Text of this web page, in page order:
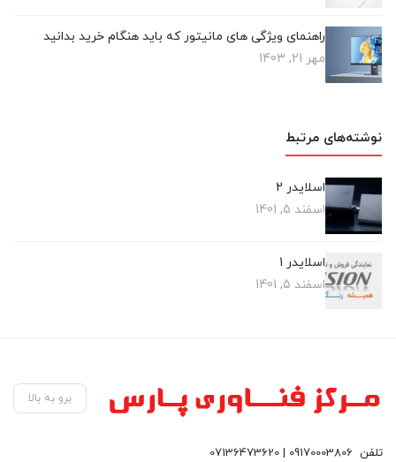
راهنمای ویژگی های مانیتور که باید هنگام خرید بدانید
مهر 21, 1403
نوشته‌های مرتبط
اسلایدر 2
اسفند 5, 1401
اسلایدر 1
اسفند 5, 1401
برو به بالا
تلفن 09170003806 | 07136473620